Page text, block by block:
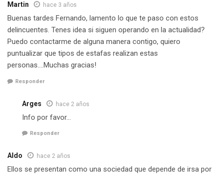
Martin hace 3 años
Buenas tardes Fernando, lamento lo que te paso con estos
delincuentes. Tenes idea si siguen operando en la actualidad?
Puedo contactarme de alguna manera contigo, quiero
puntualizar que tipos de estafas realizan estas
personas….Muchas gracias!
Responder
Arges hace 2 años
Info por favor…
Responder
Aldo hace 2 años
Ellos se presentan como una sociedad que depende de irsa por